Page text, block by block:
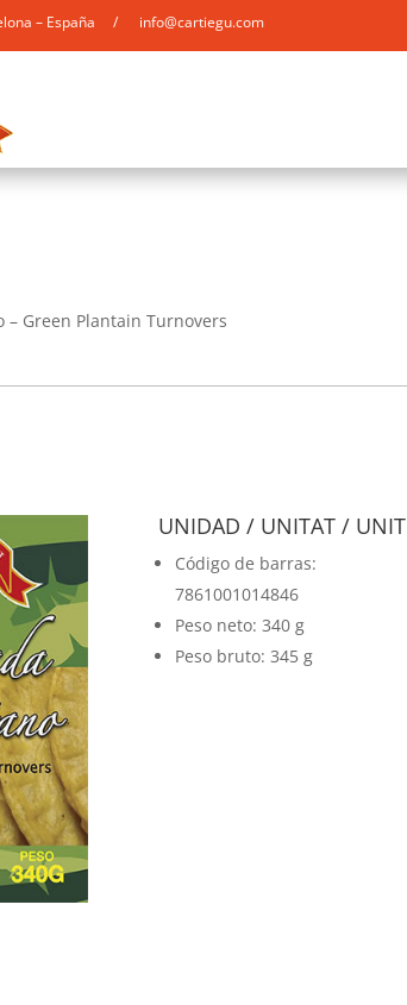
– España / info@cartiegu.com
– Green Plantain Turnovers
UNIDAD / UNITAT / UNIT
Código de barras:
7861001014846
Peso neto: 340 g
Peso bruto: 345 g